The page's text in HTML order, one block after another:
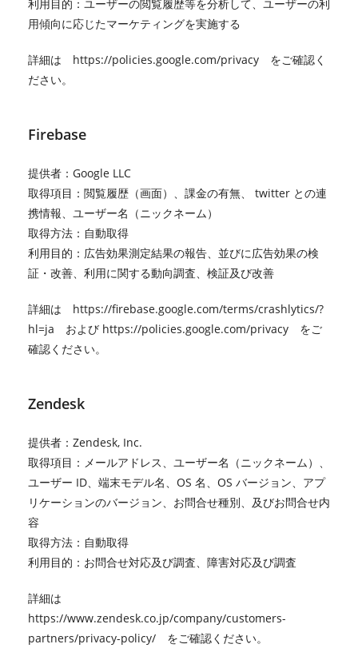
利用目的：ユーザーの閲覧履歴等を分析して、ユーザーの利
用傾向に応じたマーケティングを実施する
詳細は https://policies.google.com/privacy をご確認く
ださい。
Firebase
提供者：Google LLC
取得項目：閲覧履歴（画面）、課金の有無、 twitter との連
携情報、ユーザー名（ニックネーム）
取得方法：自動取得
利用目的：広告効果測定結果の報告、並びに広告効果の検
証・改善、利用に関する動向調査、検証及び改善
詳細は https://firebase.google.com/terms/crashlytics/?
hl=ja および https://policies.google.com/privacy をご
確認ください。
Zendesk
提供者：Zendesk, Inc.
取得項目：メールアドレス、ユーザー名（ニックネーム）、
ユーザー ID、端末モデル名、OS 名、OS バージョン、アプ
リケーションのバージョン、お問合せ種別、及びお問合せ内
容
取得方法：自動取得
利用目的：お問合せ対応及び調査、障害対応及び調査
詳細は
https://www.zendesk.co.jp/company/customers-
partners/privacy-policy/ をご確認ください。